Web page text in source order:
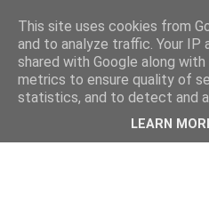
This site uses cookies from
and to analyze traffic. Your IP
shared with Google along
metrics to ensure quality of
statistics, and to detect and
LEARN